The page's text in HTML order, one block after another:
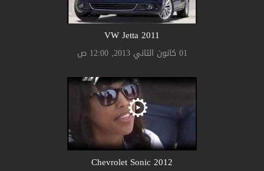
2011 VW Jetta
01 كانون الثاني 2013, 12:00 ص
2012 Chevrolet Sonic